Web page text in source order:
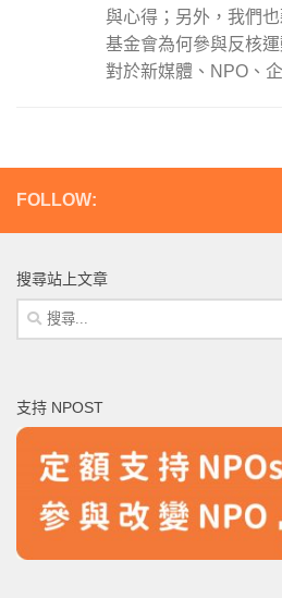
與心得；另外，我們
基金會為何參與反核
對於新媒體、NPO、
FOLLOW:
搜尋站上文章
搜
尋
字:
支持 NPOST